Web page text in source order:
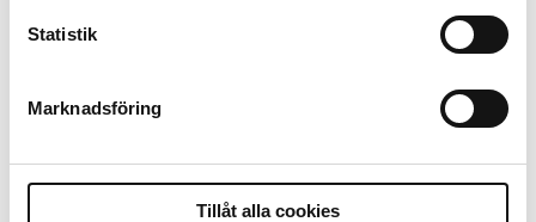
Statistik
Marknadsföring
Tillåt alla cookies
7 juli 2026
kan polisen inte göra något alls